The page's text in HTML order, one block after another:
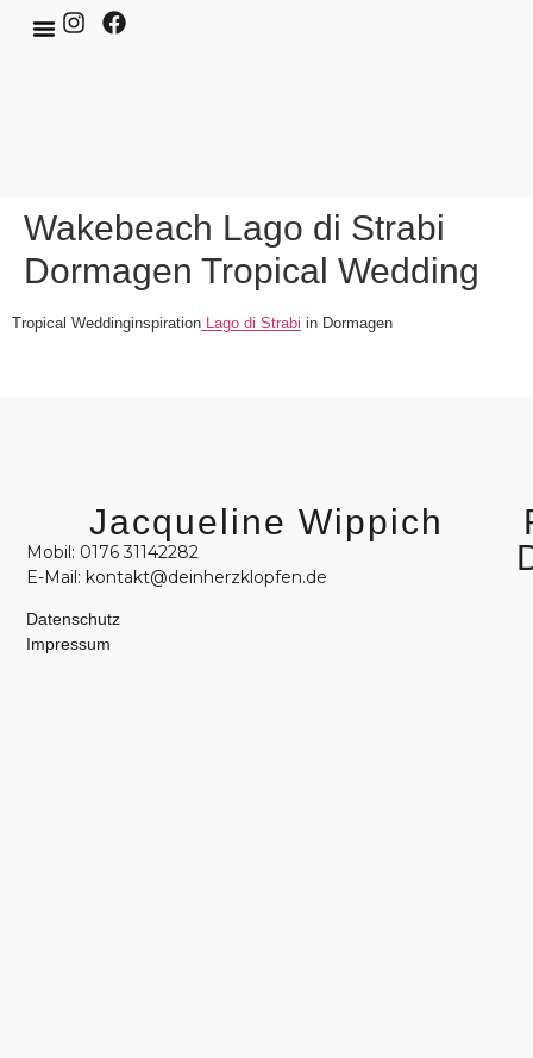
Wakebeach Lago di Strabi
Dormagen Tropical Wedding
Tropical Weddinginspiration Lago di Strabi in Dormagen
Jacqueline Wippich
Mobil: 0176 31142282
E-Mail: kontakt@deinherzklopfen.de
Datenschutz
Impressum